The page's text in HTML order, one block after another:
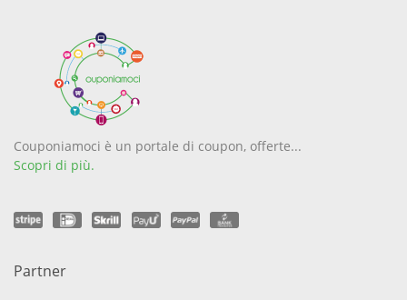
Couponiamoci è un portale di coupon, offerte...
Scopri di più.
Partner